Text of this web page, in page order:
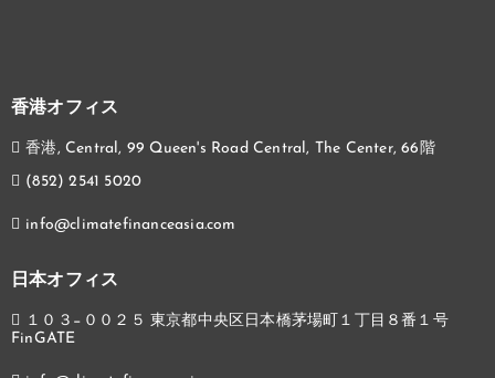
香港オフィス
香港, Central, 99 Queen's Road Central, The Center, 66階
(852) 2541 5020
info@climatefinanceasia.com
日本オフィス
１０３−００２５ 東京都中央区日本橋茅場町１丁目８番１号
FinGATE